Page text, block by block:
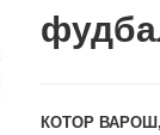
КОТОР